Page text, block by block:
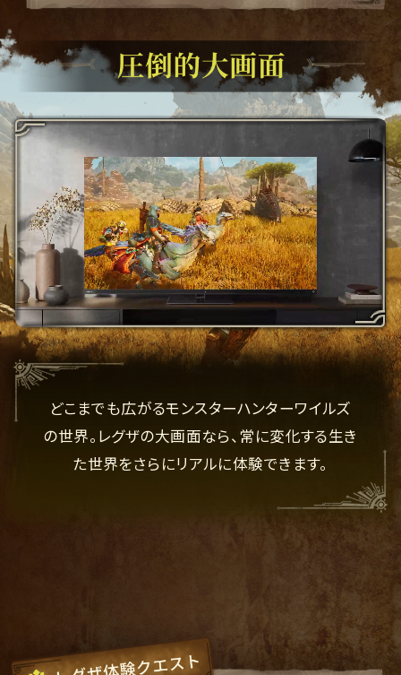
どこまでも広がるモンスターハンターワイルズ
の世界。 レグザの大画面なら、常に変化する生き
た世界をさらにリアルに体験できます。